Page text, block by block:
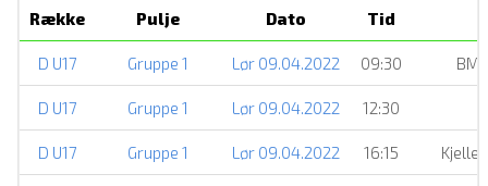
Række Pulje Dato Tid
D U17 Gruppe 1 Lør 09.04.2022 09:30
D U17 Gruppe 1 Lør 09.04.2022 12:30
D U17 Gruppe 1 Lør 09.04.2022 16:15